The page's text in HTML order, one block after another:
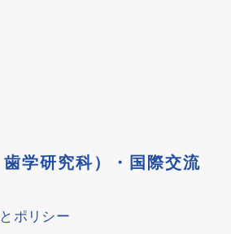
学研究科）・国際交流
ポリシー